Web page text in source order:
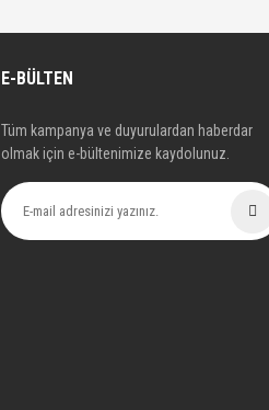
E-BÜLTEN
Tüm kampanya ve duyurulardan haberdar
olmak için e-bültenimize kaydolunuz.